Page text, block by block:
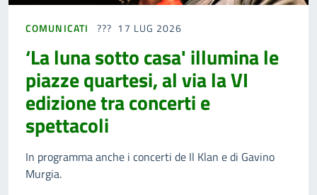
COMUNICATI 17 LUG 2026
‘La luna sotto casa' illumina le
piazze quartesi, al via la VI
edizione tra concerti e
spettacoli
In programma anche i concerti de Il Klan e di Gavino
Murgia.